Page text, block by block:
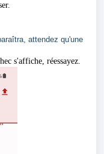
attendez qu'une
s'affiche, réessayez.